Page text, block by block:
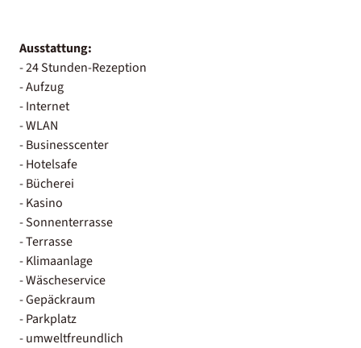
Ausstattung:
- 24 Stunden-Rezeption
- Aufzug
- Internet
- WLAN
- Businesscenter
- Hotelsafe
- Bücherei
- Kasino
- Sonnenterrasse
- Terrasse
- Klimaanlage
- Wäscheservice
- Gepäckraum
- Parkplatz
- umweltfreundlich